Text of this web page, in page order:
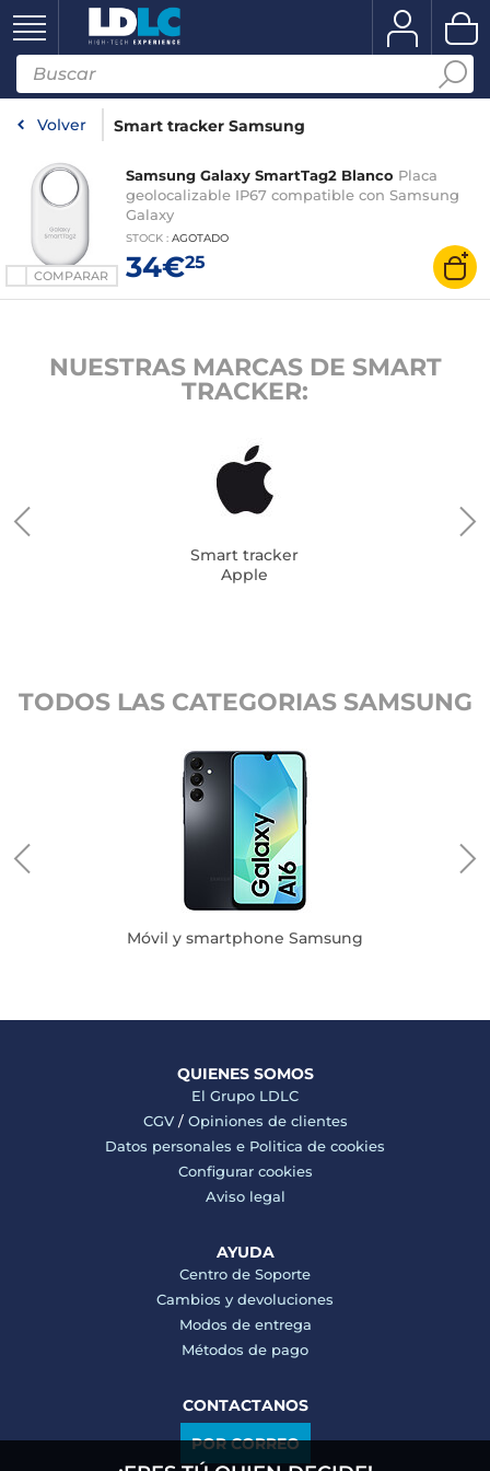
Volver Smart tracker Samsung
COMPARAR
Samsung Galaxy SmartTag2 Blanco Placa
geolocalizable IP67 compatible con Samsung
Galaxy
STOCK : AGOTADO
34€25
NUESTRAS MARCAS DE SMART
TRACKER:
Smart tracker
Apple
TODOS LAS CATEGORIAS SAMSUNG
Móvil y smartphone Samsung
QUIENES SOMOS
El Grupo LDLC
CGV/ Opiniones de clientes
Datos personales e Politica de cookies
Configurar cookies
Aviso legal
AYUDA
Centro de Soporte
Cambios y devoluciones
Modos de entrega
Métodos de pago
CONTACTANOS
POR CORREO